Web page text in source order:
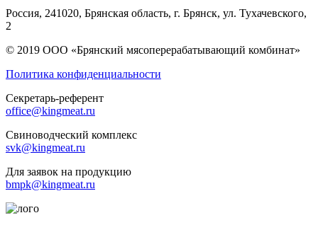
Россия, 241020, Брянская область, г. Брянск, ул. Тухачевского,
2
© 2019 ООО «Брянский мясоперерабатывающий комбинат»
Политика конфиденциальности
Секретарь-референт
office@kingmeat.ru
Свиноводческий комплекс
svk@kingmeat.ru
Для заявок на продукцию
bmpk@kingmeat.ru